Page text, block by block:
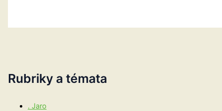
Rubriky a témata
. Jaro